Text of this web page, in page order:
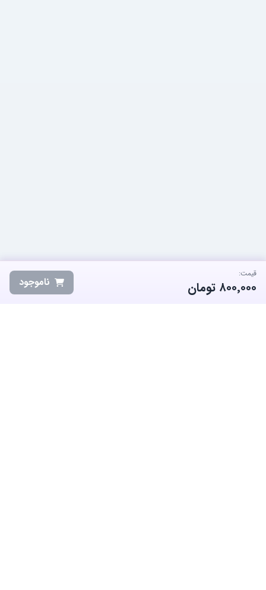
قیمت:
۸۰۰٬۰۰۰ تومان ناموجود